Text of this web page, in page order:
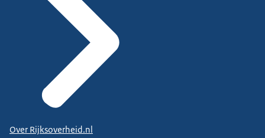
Over Rijksoverheid.nl